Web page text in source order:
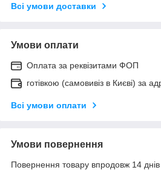
Всі умови доставки
Умови оплати
Оплата за реквізитами ФОП
готівкою (самовивіз в Києві) за
Всі умови оплати
Умови повернення
Повернення товару впродовж 14